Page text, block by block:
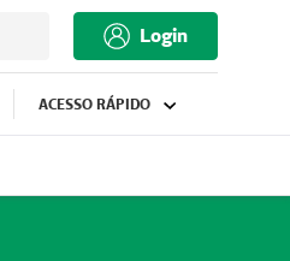
Login
ACESSO RÁPIDO